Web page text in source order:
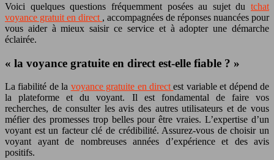
Voici quelques questions fréquemment posées au sujet du tchat
voyance gratuit en direct , accompagnées de réponses nuancées pour
vous aider à mieux saisir ce service et à adopter une démarche
éclairée.
« la voyance gratuite en direct est-elle fiable ? »
La fiabilité de la voyance gratuite en directest variable et dépend de
la plateforme et du voyant. Il est fondamental de faire vos
recherches, de consulter les avis des autres utilisateurs et de vous
méfier des promesses trop belles pour être vraies. L’expertise d’un
voyant est un facteur clé de crédibilité. Assurez-vous de choisir un
voyant ayant de nombreuses années d’expérience et des avis
positifs.